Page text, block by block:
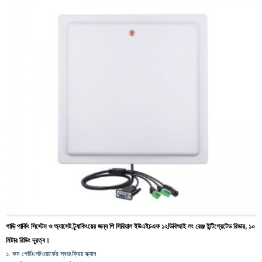
গাড়ি পার্কিং সিস্টেম ও অ্যাসেট ট্র্যাকিংয়ের জন্য পি সিরিয়াল ইউএইচএফ ১২ডিবিআই লং রেঞ্জ ইন্টিগ্রেটেড রিডার, ১০
মিটার রিডিং দূরত্ব।
১. কম পোর্ট/নেটওয়ার্কের স্বয়ংক্রিয় স্ক্যান